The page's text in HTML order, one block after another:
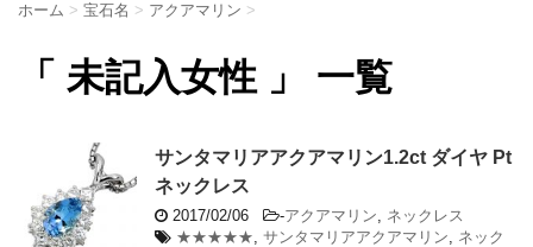
ホーム > 宝石名 > アクアマリン >
「 未記入女性 」 一覧
サンタマリアアクアマリン1.2ct ダイヤ Pt
ネックレス
2017/02/06 -アクアマリン
ネックレス
★★★★★ サンタマリアアクアマリン
ネック